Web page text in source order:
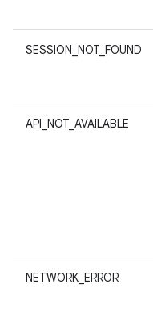
SESSION_NOT_FOUND
API_NOT_AVAILABLE
NETWORK_ERROR